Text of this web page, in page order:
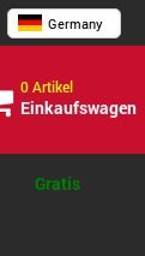
Germany
0 Artikel
Einkaufswagen
Gratis